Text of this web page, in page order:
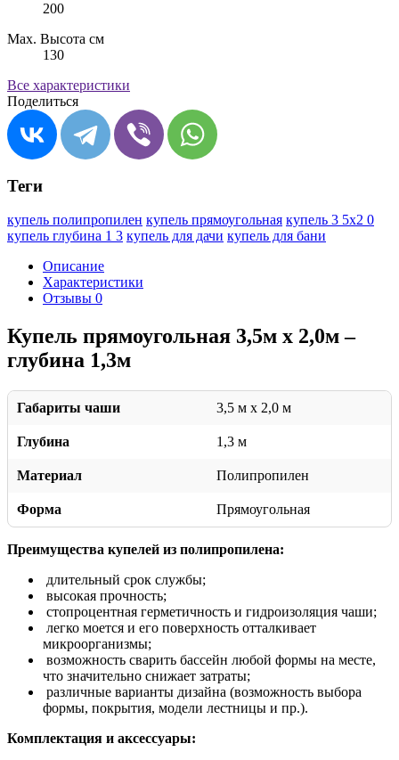
200
Max. Высота см
130
Все характеристики
Поделиться
Теги
купель полипропилен купель прямоугольная купель 3 5х2 0
купель глубина 1 3 купель для дачи купель для бани
Описание
Характеристики
Отзывы 0
Купель прямоугольная 3,5м х 2,0м –
глубина 1,3м
Габариты чаши 3,5 м x 2,0 м
Глубина 1,3 м
Материал Полипропилен
Форма Прямоугольная
Преимущества купелей из полипропилена:
длительный срок службы;
высокая прочность;
стопроцентная герметичность и гидроизоляция чаши;
легко моется и его поверхность отталкивает
микроорганизмы;
возможность сварить бассейн любой формы на месте,
что значительно снижает затраты;
различные варианты дизайна (возможность выбора
формы, покрытия, модели лестницы и пр.).
Комплектация и аксессуары: